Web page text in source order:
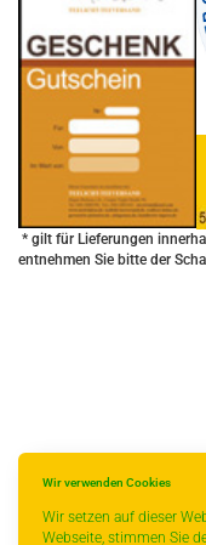
Wir verwenden Cookies
Wir setzen auf dieser
Webseite, stimmen Sie
* gilt für Lieferungen
entnehmen Sie bitte der